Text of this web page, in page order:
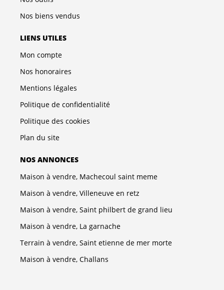
Nos biens vendus
LIENS UTILES
Mon compte
Nos honoraires
Mentions légales
Politique de confidentialité
Politique des cookies
Plan du site
NOS ANNONCES
Maison à vendre, Machecoul saint meme
Maison à vendre, Villeneuve en retz
Maison à vendre, Saint philbert de grand lieu
Maison à vendre, La garnache
Terrain à vendre, Saint etienne de mer morte
Maison à vendre, Challans